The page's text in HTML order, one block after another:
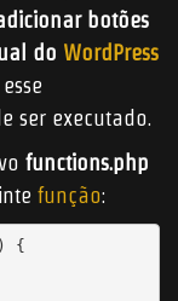
botões
do WordPress
ser executado.
functions.php
função:
{